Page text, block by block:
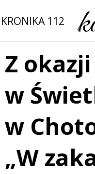
KRONIKA 112
Z
w
w
„W